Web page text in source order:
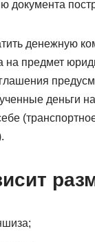
документа
денежную
на предмет
деньги